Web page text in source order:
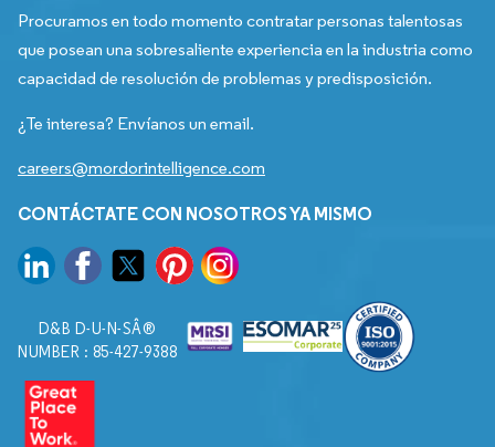
Procuramos en todo momento contratar personas talentosas
que posean una sobresaliente experiencia en la industria como
capacidad de resolución de problemas y predisposición.
¿Te interesa? Envíanos un email.
careers@mordorintelligence.com
CONTÁCTATE CON NOSOTROS YA MISMO
D&B D-U-N-SÂ®
NUMBER : 85-427-9388